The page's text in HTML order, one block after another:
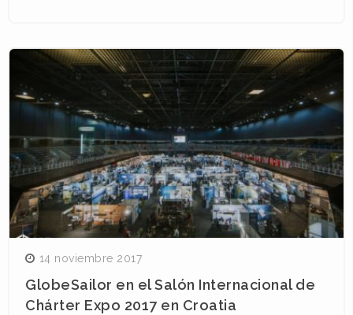
14 noviembre 2017
GlobeSailor en el Salón Internacional de
Chárter Expo 2017 en Croatia